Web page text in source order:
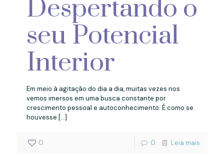
Despertando o
seu Potencial
Interior
Em meio à agitação do dia a dia, muitas vezes nos
vemos imersos em uma busca constante por
crescimento pessoal e autoconhecimento. É como se
houvesse […]
0 0 Leia mais